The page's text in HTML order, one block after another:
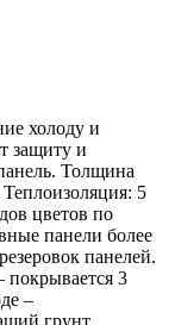
холоду и
защиту и
Толщина
5
цветов по
панели более
панелей.
3
–
грунт